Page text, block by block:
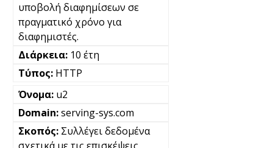
υποβολή διαφημίσεων σε
πραγματικό χρόνο για
διαφημιστές.
10 έτη
HTTP
u2
serving-sys.com
Συλλέγει δεδομένα